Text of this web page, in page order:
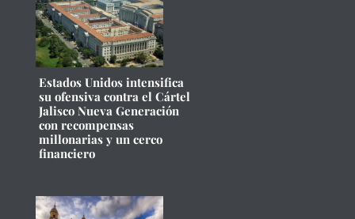
Estados Unidos intensifica
su ofensiva contra el Cártel
Jalisco Nueva Generación
con recompensas
millonarias y un cerco
financiero